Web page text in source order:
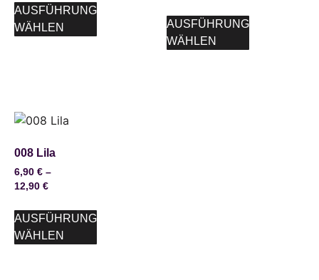
AUSFÜHRUNG
WÄHLEN
AUSFÜHRUNG
WÄHLEN
008 Lila
6,90 € –
12,90 €
AUSFÜHRUNG
WÄHLEN